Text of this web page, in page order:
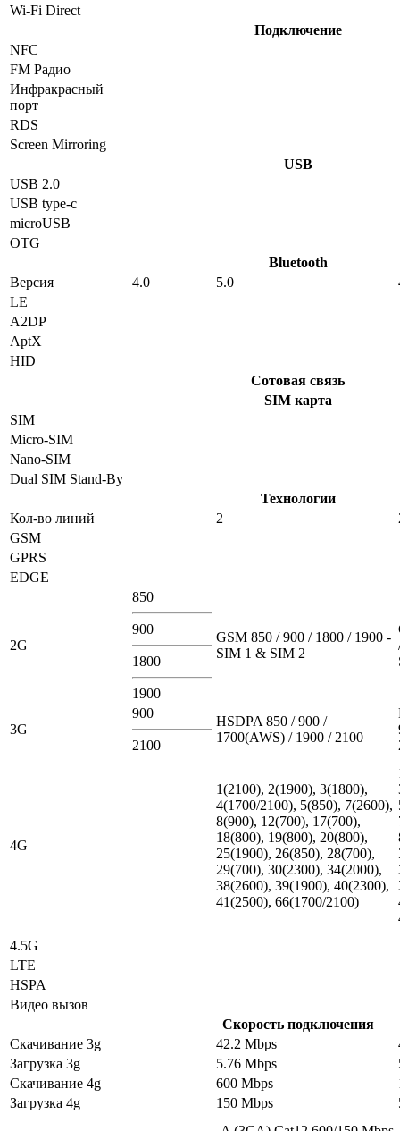
Wi-Fi Direct
Подключение
NFC
FM Радио
Инфракрасный
порт
RDS
Screen Mirroring
USB
USB 2.0
USB type-c
microUSB
OTG
Bluetooth
Версия
4.0 5.0
LE
A2DP
AptX
HID
Сотовая связь
SIM карта
SIM
Micro-SIM
Nano-SIM
Dual SIM Stand-By
Технологии
Кол-во линий
2
GSM
GPRS
EDGE
2G
850
900
1800
1900
GSM 850 / 900 / 1800 / 1900 -
SIM 1 & SIM 2
3G
900
2100
HSDPA 850 / 900 /
1700(AWS) / 1900 / 2100
4G
1(2100), 2(1900), 3(1800),
4(1700/2100), 5(850), 7(2600),
8(900), 12(700), 17(700),
18(800), 19(800), 20(800),
25(1900), 26(850), 28(700),
29(700), 30(2300), 34(2000),
38(2600), 39(1900), 40(2300),
41(2500), 66(1700/2100)
4.5G
LTE
HSPA
Видео вызов
Скорость подключения
Скачивание 3g
42.2 Mbps
Загрузка 3g
5.76 Mbps
Скачивание 4g
600 Mbps
Загрузка 4g
150 Mbps